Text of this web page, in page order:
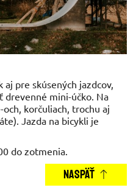
pre skúsených jazdcov,
drevenné mini-účko. Na
korčuliach, trochu aj
Jazda na bicykli je
do zotmenia.
NASPÄŤ